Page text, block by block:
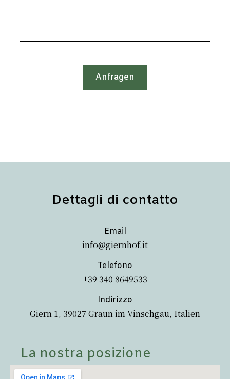
Dettagli di contatto
Email
info@giernhof.it
Telefono
+39 340 8649533
Indirizzo
Giern 1, 39027 Graun im Vinschgau, Italien
La nostra posizione